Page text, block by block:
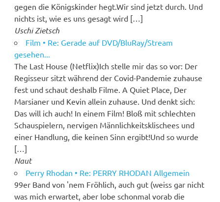
gegen die Königskinder hegt.Wir sind jetzt durch. Und
nichts ist, wie es uns gesagt wird […]
Uschi Zietsch
Film • Re: Gerade auf DVD/BluRay/Stream
gesehen...
The Last House (Netflix)Ich stelle mir das so vor: Der
Regisseur sitzt während der Covid-Pandemie zuhause
fest und schaut deshalb Filme. A Quiet Place, Der
Marsianer und Kevin allein zuhause. Und denkt sich:
Das will ich auch! In einem Film! Bloß mit schlechten
Schauspielern, nervigen Männlichkeitsklischees und
einer Handlung, die keinen Sinn ergibt!Und so wurde
[…]
Naut
Perry Rhodan • Re: PERRY RHODAN Allgemein
99er Band von 'nem Fröhlich, auch gut (weiss gar nicht
was mich erwartet, aber lobe schonmal vorab die